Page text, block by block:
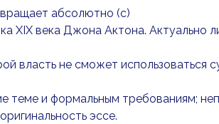
абсолютно (с)
XIX века Джона Актона. Актуально
власть не сможет использоваться
теме и формальным требованиям;
эссе.